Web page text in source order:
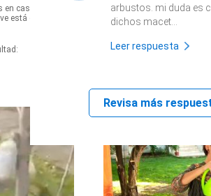
arbustos. mi duda es
dichos macet...
Leer respuesta
Revisa más
casa no
está en la
En otoño el pasto puede
pero se puede hacer un
de hongos se identifi...
Tiempo proyecto: 2